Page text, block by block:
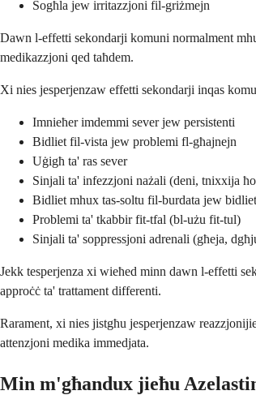
Sogħla jew irritazzjoni fil-griżmejn
Dawn l-effetti sekondarji komuni normalment
medikazzjoni qed taħdem.
Xi nies jesperjenzaw effetti sekondarji inqas
Imnieħer imdemmi sever jew persistenti
Bidliet fil-vista jew problemi fl-għajnejn
Uġigħ ta' ras sever
Sinjali ta' infezzjoni nażali (deni, tnixxija
Bidliet mhux tas-soltu fil-burdata jew
Problemi ta' tkabbir fit-tfal (bl-użu fit-tul)
Sinjali ta' soppressjoni adrenali (għeja,
Jekk tesperjenza xi wieħed minn dawn l-effetti
approċċ ta' trattament differenti.
Rarament, xi nies jistgħu jesperjenzaw
attenzjoni medika immedjata.
Min m'għandux jieħu